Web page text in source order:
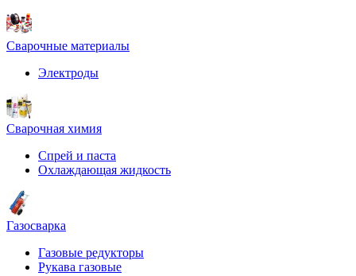
Сварочные материалы
Электроды
Сварочная химия
Спрей и паста
Охлаждающая жидкость
Газосварка
Газовые редукторы
Рукава газовые